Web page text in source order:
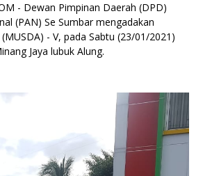
- Dewan Pimpinan Daerah (DPD)
(PAN) Se Sumbar mengadakan
- V, pada Sabtu (23/01/2021)
Jaya lubuk Alung.